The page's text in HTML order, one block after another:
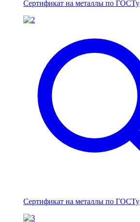
Сертификат на металлы по ГОСТу
Сертификат на металлы по ГОСТу